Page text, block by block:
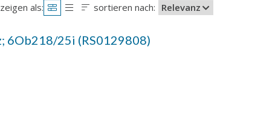
als: sortieren nach: Relevanz
6Ob218/25i (RS0129808)